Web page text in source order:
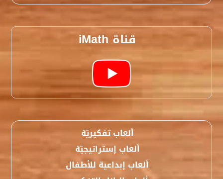
قناة iMath
ألعاب تفكيريّة
ألعاب إستراتيجيّة
ألعاب إبداعية للأطفال